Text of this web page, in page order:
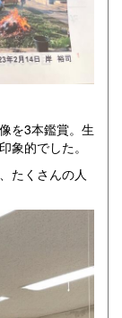
を3本鑑賞。生
象的でした。
たくさんの人